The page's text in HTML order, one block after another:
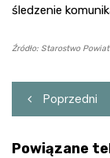
śledzenie
Źródło: Starostwo
wpisu
Poprzedni
Powiązane